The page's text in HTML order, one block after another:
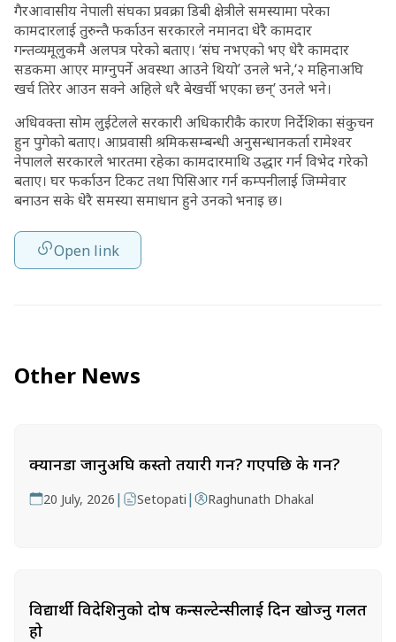
गैरआवासीय नेपाली संघका प्रवक्रा डिबी क्षेत्रीले समस्यामा परेका
कामदारलाई तुरुन्तै फर्काउन सरकारले नमानदा धेरै कामदार
गन्तव्यमूलुकमै अलपत्र परेको बताए। ‘संघ नभएको भए धेरै कामदार
सडकमा आएर माग्नुपर्ने अवस्था आउने थियो’ उनले भने,‘२ महिनाअघि
खर्च तिरेर आउन सक्ने अहिले धरै बेखर्ची भएका छन्’ उनले भने।
अधिवक्ता सोम लुईटेलले सरकारी अधिकारीकै कारण निर्देशिका संकुचन
हुन पुगेको बताए। आप्रवासी श्रमिकसम्बन्धी अनुसन्धानकर्ता रामेश्वर
नेपालले सरकारले भारतमा रहेका कामदारमाथि उद्धार गर्न विभेद गरेको
बताए। घर फर्काउन टिकट तथा पिसिआर गर्न कम्पनीलाई जिम्मेवार
बनाउन सके धेरै समस्या समाधान हुने उनको भनाइ छ।
Open link
Other News
क्यानडा जानुअघि कस्तो तयारी गर्ने? गएपछि के गर्ने?
20 July, 2026 | Setopati | Raghunath Dhakal
विद्यार्थी विदेशिनुको दोष कन्सल्टेन्सीलाई दिन खोज्नु गलत
हो